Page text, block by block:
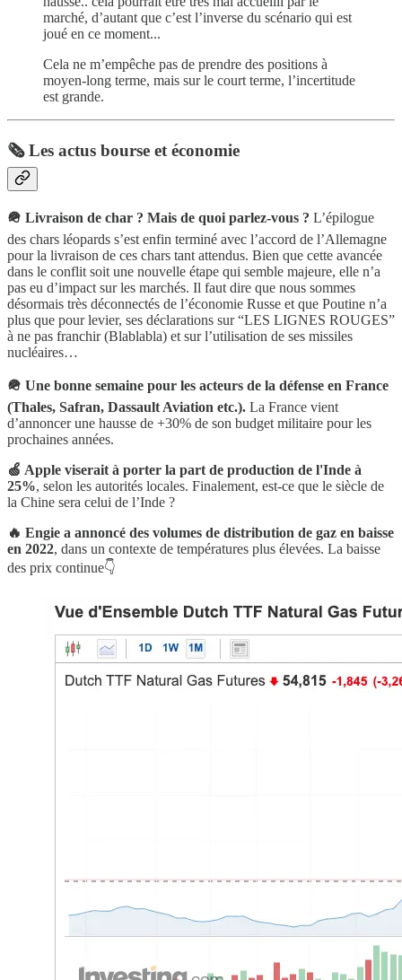
marché, d’autant que c’est l’inverse du scénario qui est
joué en ce moment...
Cela ne m’empêche pas de prendre des positions à
moyen-long terme, mais sur le court terme, l’incertitude
est grande.
🗞️ Les actus bourse et économie
🪖 Livraison de char ? Mais de quoi parlez-vous ? L’épilogue
des chars léopards s’est enfin terminé avec l’accord de l’Allemagne
pour la livraison de ces chars tant attendus. Bien que cette avancée
dans le conflit soit une nouvelle étape qui semble majeure, elle n’a
pas eu d’impact sur les marchés. Il faut dire que nous sommes
désormais très déconnectés de l’économie Russe et que Poutine n’a
plus que pour levier, ses déclarations sur “LES LIGNES ROUGES”
à ne pas franchir (Blablabla) et sur l’utilisation de ses missiles
nucléaires…
🪖 Une bonne semaine pour les acteurs de la défense en France
(Thales, Safran, Dassault Aviation etc.). La France vient
d’annoncer une hausse de +30% de son budget militaire pour les
prochaines années.
🍏 Apple viserait à porter la part de production de l'Inde à
25%, selon les autorités locales. Finalement, est-ce que le siècle de
la Chine sera celui de l’Inde ?
🔥 Engie a annoncé des volumes de distribution de gaz en baisse
en 2022, dans un contexte de températures plus élevées. La baisse
des prix continue👇